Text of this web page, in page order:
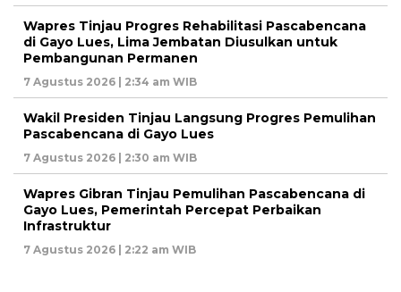
Wapres Tinjau Progres Rehabilitasi Pascabencana
di Gayo Lues, Lima Jembatan Diusulkan untuk
Pembangunan Permanen
7 Agustus 2026 | 2:34 am WIB
Wakil Presiden Tinjau Langsung Progres Pemulihan
Pascabencana di Gayo Lues
7 Agustus 2026 | 2:30 am WIB
Wapres Gibran Tinjau Pemulihan Pascabencana di
Gayo Lues, Pemerintah Percepat Perbaikan
Infrastruktur
7 Agustus 2026 | 2:22 am WIB